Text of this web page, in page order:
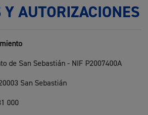
AUTORIZACIONES
de San Sebastián - NIF P2007400A
San Sebastián
000